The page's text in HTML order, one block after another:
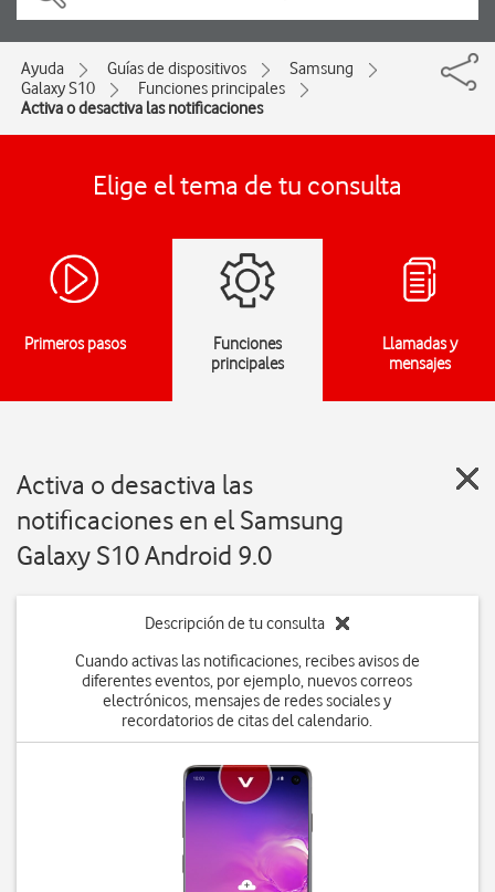
Ayuda Guías de dispositivos
Samsung
Galaxy S10
Funciones principales
Activa o desactiva las notificaciones
Elige el tema de tu consulta
Primeros pasos
Funciones
principales
Llamadas y
mensajes
Activa o desactiva las
notificaciones en el Samsung
Galaxy S10 Android 9.0
Descripción de tu consulta
Cuando activas las notificaciones, recibes avisos de
diferentes eventos, por ejemplo, nuevos correos
electrónicos, mensajes de redes sociales y
recordatorios de citas del calendario.